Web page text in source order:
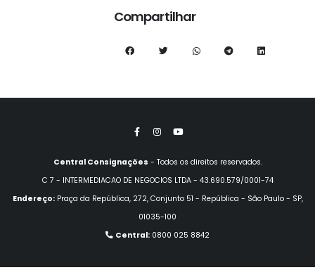
Compartilhar
Central Consignações - Todos os direitos reservados.
C 7 - INTERMEDIACAO DE NEGOCIOS LTDA - 43.690.579/0001-74
Endereço:Praça da República, 272, Conjunto 51 - República - São Paulo - SP,
01035-100
Central: 0800 025 8842